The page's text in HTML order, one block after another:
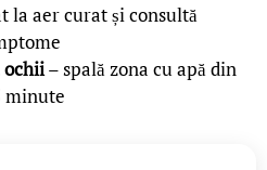
la aer curat și consultă
ochii– spală zona cu apă din
minute